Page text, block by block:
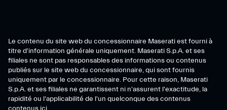
Le contenu du site web du concessionnaire Maserati est fourni à
titre d'information générale uniquement. Maserati S.p.A. et ses
filiales ne sont pas responsables des informations ou contenus
publiés sur le site web du concessionnaire, qui sont fournis
uniquement par le concessionnaire. Pour cette raison, Maserati
S.p.A. et ses filiales ne garantissent ni n'assurent l'exactitude, la
rapidité ou l'applicabilité de l'un quelconque des contenus
contenus ici.